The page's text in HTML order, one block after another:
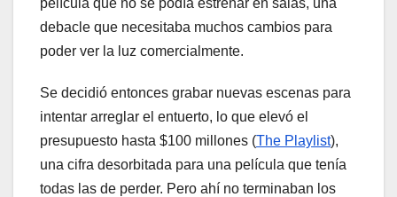
película que no se podía estrenar en salas, una
debacle que necesitaba muchos cambios para
poder ver la luz comercialmente.
Se decidió entonces grabar nuevas escenas para
intentar arreglar el entuerto, lo que elevó el
presupuesto hasta $100 millones (The Playlist),
una cifra desorbitada para una película que tenía
todas las de perder. Pero ahí no terminaban los